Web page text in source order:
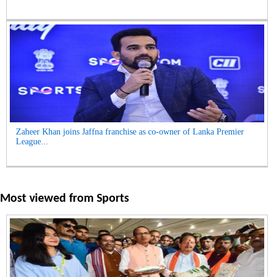
Zaheer Khan joins Jaffna franchise as co-owner of Lanka Premier
League...
Most viewed from Sports